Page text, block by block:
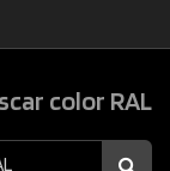
color RAL